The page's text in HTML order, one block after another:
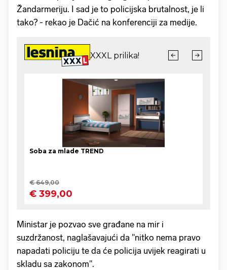
Žandarmeriju. I sad je to policijska brutalnost, je li
tako? - rekao je Dačić na konferenciji za medije.
Ministar je pozvao sve građane na mir i
suzdržanost, naglašavajući da "nitko nema pravo
napadati policiju te da će policija uvijek reagirati u
skladu sa zakonom".